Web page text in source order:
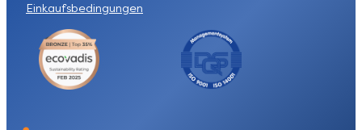
Einkaufsbedingungen